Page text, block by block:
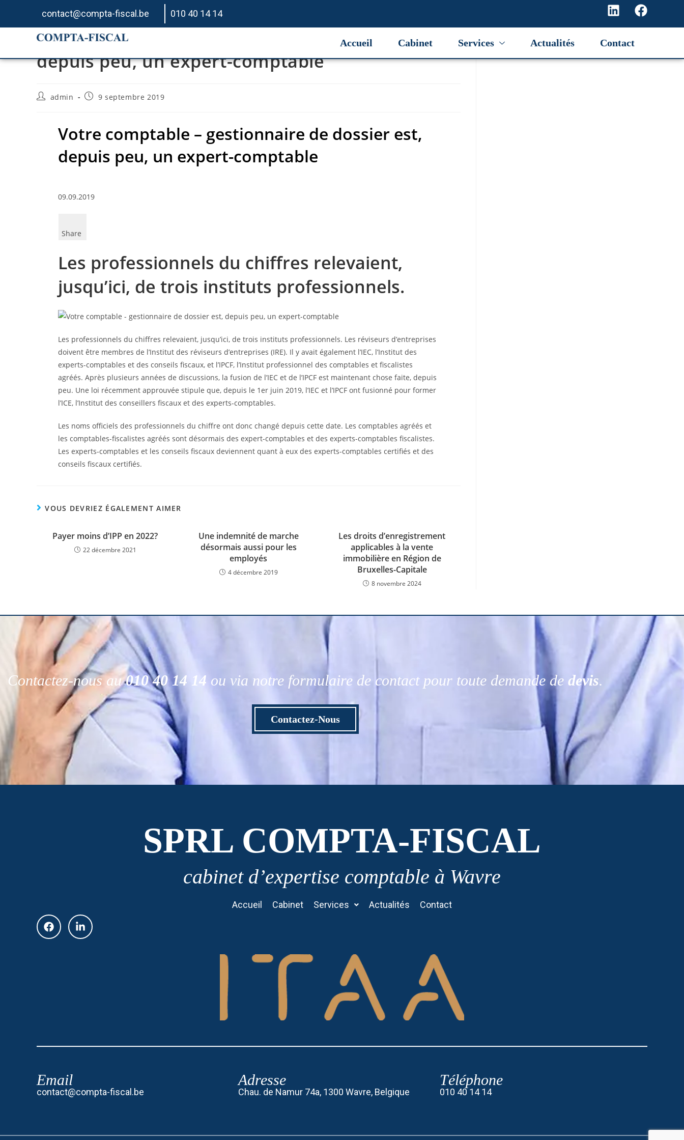
contact@compta-fiscal.be 010 40 14 14
Accueil Cabinet Services Actualités Contact
Votre comptable – gestionnaire de dossier est,
depuis peu, un expert-comptable
admin 9 septembre 2019
Votre comptable – gestionnaire de dossier est,
depuis peu, un expert-comptable
09.09.2019
Share
Les professionnels du chiffres relevaient,
jusqu’ici, de trois instituts professionnels.
Les professionnels du chiffres relevaient, jusqu’ici, de trois instituts professionnels. Les réviseurs d’entreprises
doivent être membres de l’Institut des réviseurs d’entreprises (IRE). Il y avait également l’IEC, l’Institut des
experts-comptables et des conseils fiscaux, et l’IPCF, l’Institut professionnel des comptables et fiscalistes
agréés. Après plusieurs années de discussions, la fusion de l’IEC et de l’IPCF est maintenant chose faite, depuis
peu. Une loi récemment approuvée stipule que, depuis le 1er juin 2019, l’IEC et l’IPCF ont fusionné pour former
l’ICE, l’Institut des conseillers fiscaux et des experts-comptables.
Les noms officiels des professionnels du chiffre ont donc changé depuis cette date. Les comptables agréés et
les comptables-fiscalistes agréés sont désormais des expert-comptables et des experts-comptables fiscalistes.
Les experts-comptables et les conseils fiscaux deviennent quant à eux des experts-comptables certifiés et des
conseils fiscaux certifiés.
VOUS DEVRIEZ ÉGALEMENT AIMER
Payer moins d’IPP en 2022?
22 décembre 2021
Une indemnité de marche
désormais aussi pour les
employés
4 décembre 2019
Les droits d’enregistrement
applicables à la vente
immobilière en Région de
Bruxelles-Capitale
8 novembre 2024
Contactez-nous au010 40 14 14 ou via notre formulaire de contact pour toute demande de devis.
Contactez-Nous
SPRL COMPTA-FISCAL
cabinet d’expertise comptable à Wavre
Accueil Cabinet Services Actualités Contact
Email
contact@compta-fiscal.be
Adresse
Chau. de Namur 74a, 1300 Wavre, Belgique
Téléphone
010 40 14 14